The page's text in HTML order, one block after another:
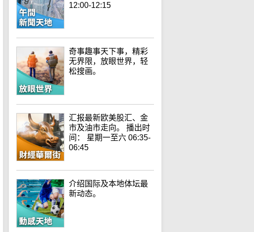
12:00-12:15
奇事趣事天下事，精彩
无界限，放眼世界，轻
松搜画。
汇报最新欧美股汇、金
市及油市走向。 播出时
间： 星期一至六 06:35-
06:45
介绍国际及本地体坛最
新动态。